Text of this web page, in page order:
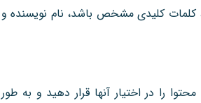
کلمات کلیدی مشخص باشد، نام نویسنده و
را در اختیار آنها قرار دهید و به طور